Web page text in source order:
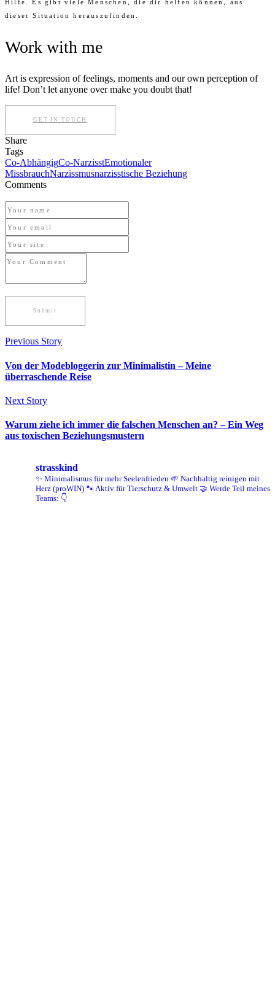
Hilfe. Es gibt viele Menschen, die dir helfen können, aus
dieser Situation herauszufinden.
Work with me
Art is expression of feelings, moments and our own perception of
life! Don’t let anyone over make you doubt that!
GET IN TOUCH
Share
Tags
Co-AbhängigCo-NarzisstEmotionaler
MissbrauchNarzissmusnarzisstische Beziehung
Comments
Previous Story
Von der Modebloggerin zur Minimalistin – Meine
überraschende Reise
Next Story
Warum ziehe ich immer die falschen Menschen an? – Ein Weg
aus toxischen Beziehungsmustern
strasskind
✨ Minimalismus für mehr Seelenfrieden 🌱 Nachhaltig reinigen mit
Herz (proWIN) 🐾 Aktiv für Tierschutz & Umwelt 🤝 Werde Teil meines
Teams: 👇